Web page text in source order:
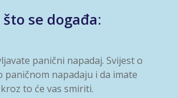
se događa:
panični napadaj. Svijest o
paničnom napadaju i da imate
to će vas smiriti.